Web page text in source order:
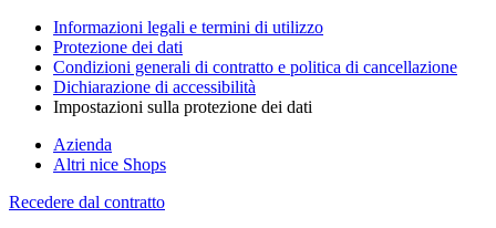
Informazioni legali e termini di utilizzo
Protezione dei dati
Condizioni generali di contratto e politica di cancellazione
Dichiarazione di accessibilità
Impostazioni sulla protezione dei dati
Azienda
Altri nice Shops
Recedere dal contratto